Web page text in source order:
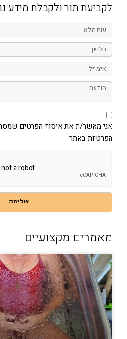
לקביעת תור ולקבלת מידע
שם
מלא
טלפון
אימייל
הודעה
אני
מאשר/ת
את
הפרטים
שמסרתי
באתר
אני מאשר/ת את איסוף הפרטים
הפרטיות באתר
שליחה
מאמרים מקצועיים